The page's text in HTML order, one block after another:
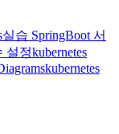
실습 SpringBoot 서
설정kubernetes
kubernetes